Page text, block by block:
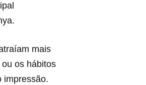
mais
os hábitos
impressão.